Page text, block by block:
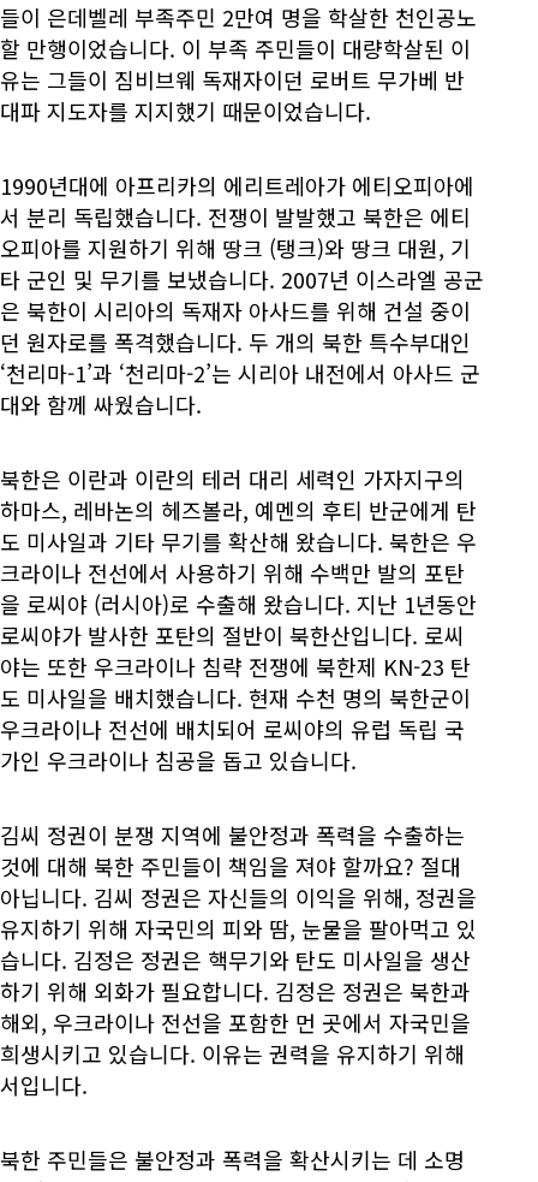
들이 은데벨레 부족주민 2만여 명을 학살한 천인공노
할 만행이었습니다. 이 부족 주민들이 대량학살된 이
유는 그들이 짐비브웨 독재자이던 로버트 무가베 반
대파 지도자를 지지했기 때문이었습니다.
1990년대에 아프리카의 에리트레아가 에티오피아에
서 분리 독립했습니다. 전쟁이 발발했고 북한은 에티
오피아를 지원하기 위해 땅크 (탱크)와 땅크 대원, 기
타 군인 및 무기를 보냈습니다. 2007년 이스라엘 공군
은 북한이 시리아의 독재자 아사드를 위해 건설 중이
던 원자로를 폭격했습니다. 두 개의 북한 특수부대인
‘천리마-1’과 ‘천리마-2’는 시리아 내전에서 아사드 군
대와 함께 싸웠습니다.
북한은 이란과 이란의 테러 대리 세력인 가자지구의
하마스, 레바논의 헤즈볼라, 예멘의 후티 반군에게 탄
도 미사일과 기타 무기를 확산해 왔습니다. 북한은 우
크라이나 전선에서 사용하기 위해 수백만 발의 포탄
을 로씨야 (러시아)로 수출해 왔습니다. 지난 1년동안
로씨야가 발사한 포탄의 절반이 북한산입니다. 로씨
야는 또한 우크라이나 침략 전쟁에 북한제 KN-23 탄
도 미사일을 배치했습니다. 현재 수천 명의 북한군이
우크라이나 전선에 배치되어 로씨야의 유럽 독립 국
가인 우크라이나 침공을 돕고 있습니다.
김씨 정권이 분쟁 지역에 불안정과 폭력을 수출하는
것에 대해 북한 주민들이 책임을 져야 할까요? 절대
아닙니다. 김씨 정권은 자신들의 이익을 위해, 정권을
유지하기 위해 자국민의 피와 땀, 눈물을 팔아먹고 있
습니다. 김정은 정권은 핵무기와 탄도 미사일을 생산
하기 위해 외화가 필요합니다. 김정은 정권은 북한과
해외, 우크라이나 전선을 포함한 먼 곳에서 자국민을
희생시키고 있습니다. 이유는 권력을 유지하기 위해
서입니다.
북한 주민들은 불안정과 폭력을 확산시키는 데 소명